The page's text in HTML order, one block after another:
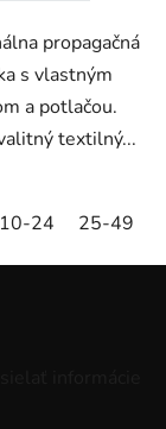
175x115cm
propagačná
s vlastným
a potlačou.
textilný...
10-24 25-49